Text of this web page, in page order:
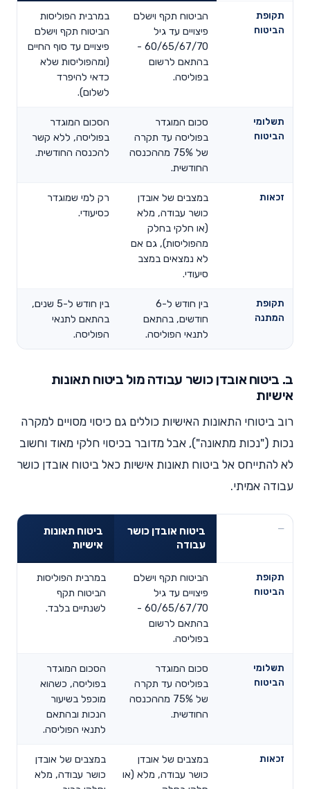
תקופת
הביטוח
הביטוח תקף וישלם
פיצויים עד גיל
60/65/67/70 -
בהתאם לרשום
בפוליסה.
במרבית הפוליסות
הביטוח תקף וישלם
פיצויים עד סוף החיים
(ומהפוליסות שלא
כדאי להיפרד
לשלום).
תשלומי
הביטוח
סכום המוגדר
בפוליסה עד תקרה
של 75% מההכנסה
החודשית.
הסכום המוגדר
בפוליסה, ללא קשר
להכנסה החודשית.
זכאות
במצבים של אובדן
כושר עבודה, מלא
(או חלקי בחלק
מהפוליסות), גם אם
לא נמצאים במצב
סיעודי.
רק למי שמוגדר
כסיעודי.
תקופת
המתנה
בין חודש ל-6
חודשים, בהתאם
לתנאי הפוליסה.
בין חודש ל-5 שנים,
בהתאם לתנאי
הפוליסה.
ב. ביטוח אובדן כושר עבודה מול ביטוח תאונות
אישיות
רוב ביטוחי התאונות האישיות כוללים גם כיסוי מסויים למקרה
נכות ("נכות מתאונה"), אבל מדובר בכיסוי חלקי מאוד וחשוב
לא להתייחס אל ביטוח תאונות אישיות כאל ביטוח אובדן כושר
עבודה אמיתי.
ביטוח אובדן כושר
עבודה
ביטוח תאונות
אישיות
תקופת
הביטוח
הביטוח תקף וישלם
פיצויים עד גיל
60/65/67/70 -
בהתאם לרשום
בפוליסה.
במרבית הפוליסות
הביטוח תקף
לשנתיים בלבד.
תשלומי
הביטוח
סכום המוגדר
בפוליסה עד תקרה
של 75% מההכנסה
החודשית.
הסכום המוגדר
בפוליסה, כשהוא
מוכפל בשיעור
הנכות ובהתאם
לתנאי הפוליסה.
זכאות
במצבים של אובדן
כושר עבודה, מלא (או
במצבים של אובדן
כושר עבודה, מלא